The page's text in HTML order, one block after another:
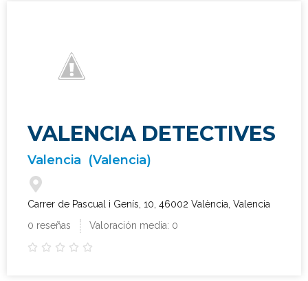
VALENCIA DETECTIVES
Valencia (Valencia)
Carrer de Pascual i Genís, 10, 46002 València, Valencia
0 reseñas
Valoración media: 0
    